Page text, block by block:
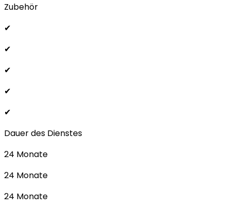
Zubehör
✔
✔
✔
✔
✔
Dauer des Dienstes
24 Monate
24 Monate
24 Monate